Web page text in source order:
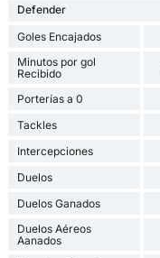
Defender
Goles Encajados
Minutos por gol
Recibido
Porterías a 0
Tackles
Intercepciones
Duelos
Duelos Ganados
Duelos Aéreos
Aanados